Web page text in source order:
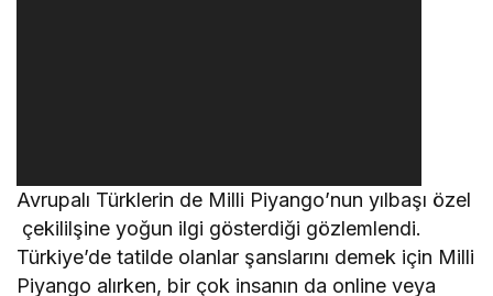
Avrupalı Türklerin de Milli Piyango’nun yılbaşı özel
çekililşine yoğun ilgi gösterdiği gözlemlendi.
Türkiye’de tatilde olanlar şanslarını demek için Milli
Piyango alırken, bir çok insanın da online veya